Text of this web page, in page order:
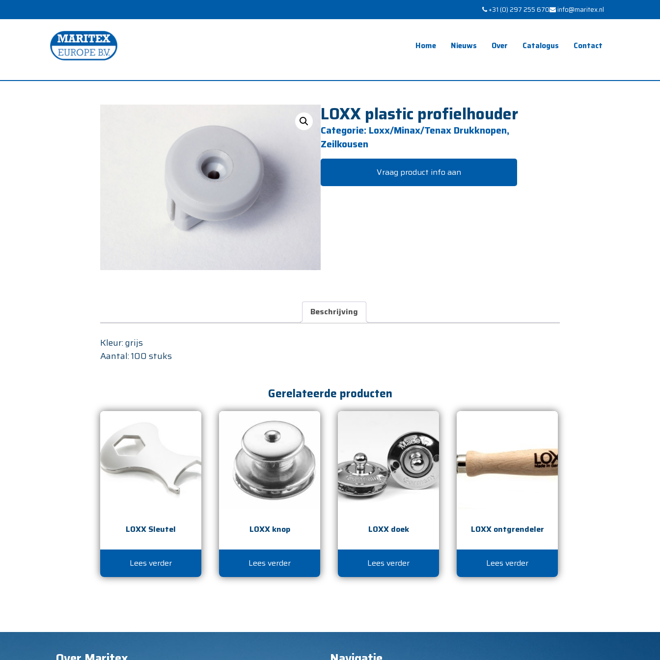
+31 (0) 297 255 670 info@maritex.nl
Home Nieuws Over Catalogus Contact
LOXX plastic profielhouder
Categorie: Loxx/Minax/Tenax Drukknopen,
Zeilkousen
Vraag product info aan
Beschrijving
Kleur: grijs
Aantal: 100 stuks
Gerelateerde producten
LOXX Sleutel
Lees verder
LOXX knop
Lees verder
LOXX doek
Lees verder
LOXX ontgrendeler
Lees verder